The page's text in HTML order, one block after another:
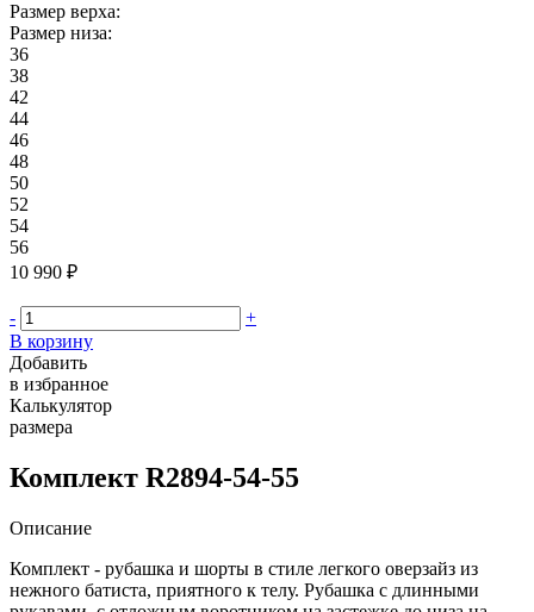
Размер верха:
Размер низа:
36
38
42
44
46
48
50
52
54
56
10 990 ₽
-
+
В корзину
Добавить
в избранное
Калькулятор
размера
Комплект R2894-54-55
Описание
Комплект - рубашка и шорты в стиле легкого оверзайз из
нежного батиста, приятного к телу. Рубашка с длинными